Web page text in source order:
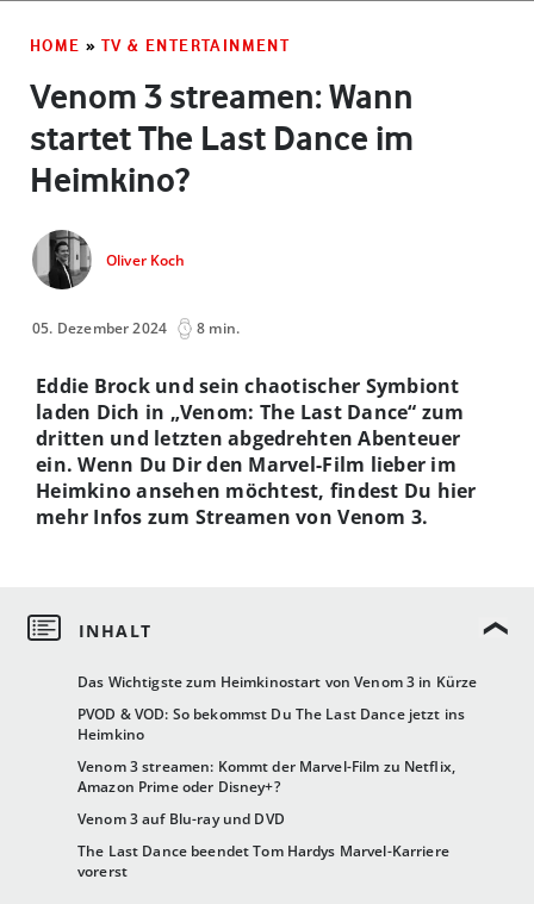
HOME » TV & ENTERTAINMENT
Venom 3 streamen: Wann
startet The Last Dance im
Heimkino?
Oliver Koch
05. Dezember 2024 8 min.
Das Wichtigste zum Heimkinostart von Venom 3 in Kürze
PVOD & VOD: So bekommst Du The Last Dance jetzt ins
Heimkino
Venom 3 streamen: Kommt der Marvel-Film zu Netflix,
Amazon Prime oder Disney+?
Venom 3 auf Blu-ray und DVD
The Last Dance beendet Tom Hardys Marvel-Karriere
vorerst
Eddie Brock und sein chaotischer Symbiont
laden Dich in „Venom: The Last Dance“ zum
dritten und letzten abgedrehten Abenteuer
ein. Wenn Du Dir den Marvel-Film lieber im
Heimkino ansehen möchtest, findest Du hier
mehr Infos zum Streamen von Venom 3.